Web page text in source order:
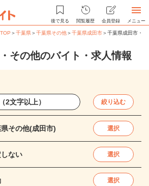
後で見る 閲覧履歴 会員登録 メニュー
＞千葉県＞千葉県その他＞千葉県成田市＞千葉県成田市・
その他のバイト・求人情報
絞り込む
その他(成田市) 選択
ない 選択
選択